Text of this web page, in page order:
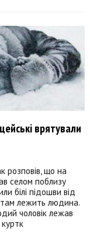
врятували
розповів, що на
селом поблизу
білі підошви від
там лежить людина.
чоловік лежав